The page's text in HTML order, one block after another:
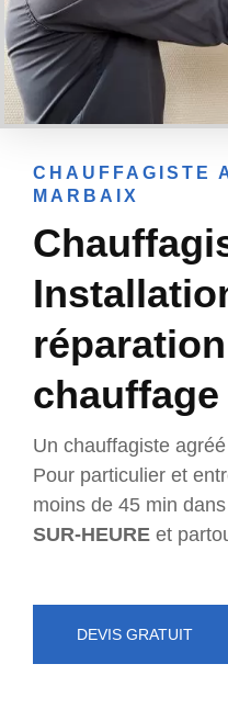
CHAUFFAGISTE
MARBAIX
chauffage
Un chauffagiste
Pour particulier et
moins de 45 min
SUR-HEURE et
DEVIS GRATUIT